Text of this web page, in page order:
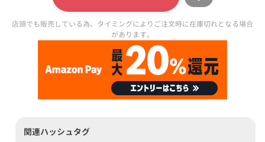
店頭でも販売している為、タイミングによりご注文時に在庫切れとなる場合
があります。
関連ハッシュタグ